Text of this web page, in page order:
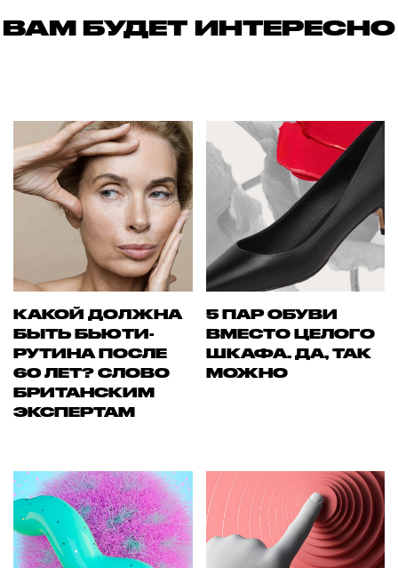
ВАМ БУДЕТ ИНТЕРЕСНО
КАКОЙ ДОЛЖНА
БЫТЬ БЬЮТИ-
РУТИНА ПОСЛЕ
60 ЛЕТ? СЛОВО
БРИТАНСКИМ
ЭКСПЕРТАМ
5 ПАР ОБУВИ
ВМЕСТО ЦЕЛОГО
ШКАФА. ДА, ТАК
МОЖНО